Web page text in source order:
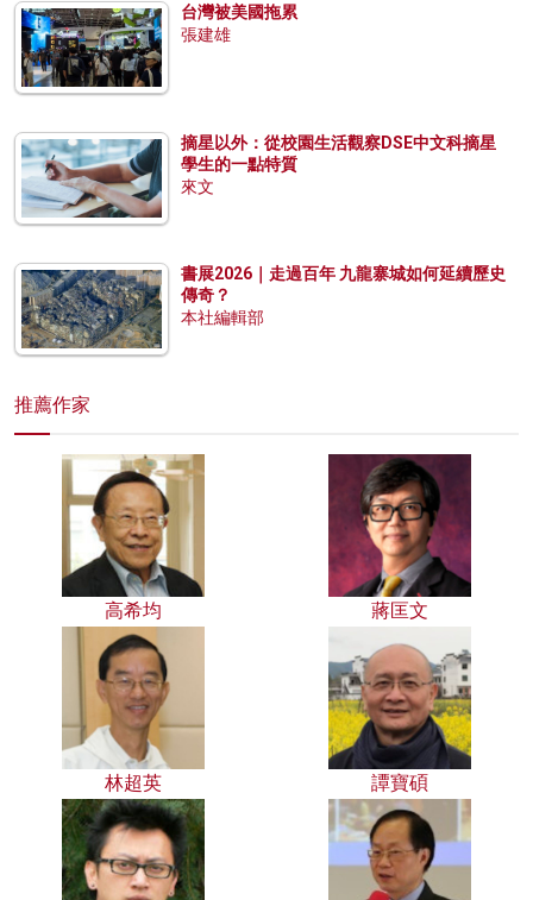
台灣被美國拖累
張建雄
摘星以外：從校園生活觀察DSE中文科摘星
學生的一點特質
來文
書展2026｜走過百年 九龍寨城如何延續歷史
傳奇？
本社編輯部
推薦作家
高希均 蔣匡文
林超英 譚寶碩